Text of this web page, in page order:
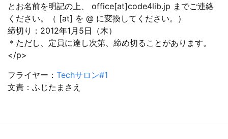
とお名前を明記の上、 office[at]code4lib.jp までご連絡
ください。（ [at] を @ に変換してください。）
締切り：2012年1月5日（木）
＊ただし、定員に達し次第、締め切ることがあります。
</p>
フライヤー： Techサロン#1
文責：ふじたまさえ